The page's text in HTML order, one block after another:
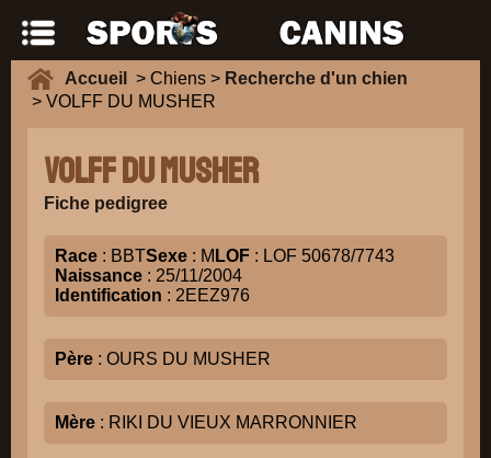
Accueil > Chiens > Recherche d'un chien
> VOLFF DU MUSHER
VOLFF DU MUSHER
Fiche pedigree
Race : BBTSexe : M LOF : LOF 50678/7743
Naissance : 25/11/2004
Identification : 2EEZ976
Père : OURS DU MUSHER
Mère : RIKI DU VIEUX MARRONNIER